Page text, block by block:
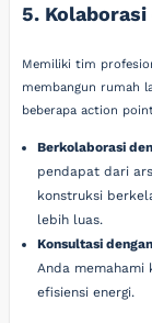
5.
Memiliki tim
membangun rumah
beberapa action
Berkolaborasi
pendapat dari
konstruksi
lebih luas.
Konsultasi
Anda memahami
efisiensi energi.